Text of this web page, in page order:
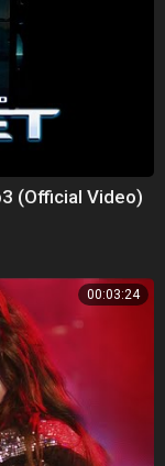
(Official Video)
00:03:24